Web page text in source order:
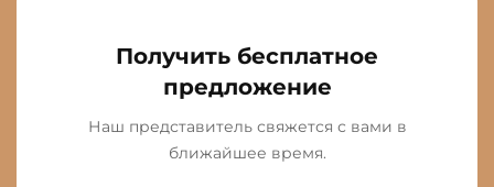
Получить бесплатное
предложение
Наш представитель свяжется с вами в
ближайшее время.